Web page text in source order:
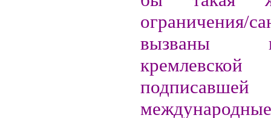
ограничения/
вызваны
подписавшей